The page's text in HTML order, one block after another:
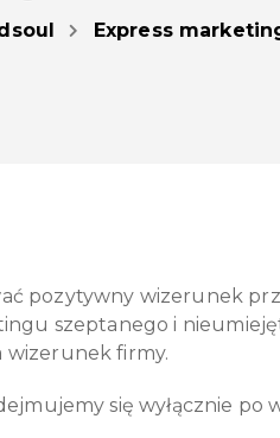
Express
pozytywny wizerunek
szeptanego i
wizerunek firmy.
się wyłącznie